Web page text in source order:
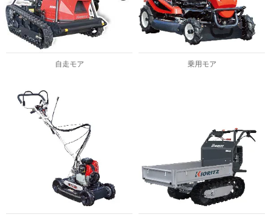
自走モア 乗用モア